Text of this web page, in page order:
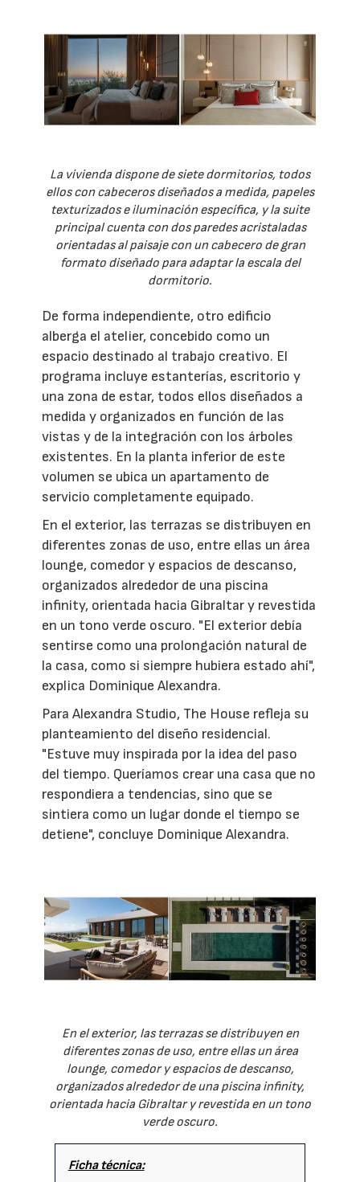
La vivienda dispone de siete dormitorios, todos
ellos con cabeceros diseñados a medida, papeles
texturizados e iluminación específica, y la suite
principal cuenta con dos paredes acristaladas
orientadas al paisaje con un cabecero de gran
formato diseñado para adaptar la escala del
dormitorio.
De forma independiente, otro edificio
alberga el atelier, concebido como un
espacio destinado al trabajo creativo. El
programa incluye estanterías, escritorio y
una zona de estar, todos ellos diseñados a
medida y organizados en función de las
vistas y de la integración con los árboles
existentes. En la planta inferior de este
volumen se ubica un apartamento de
servicio completamente equipado.
En el exterior, las terrazas se distribuyen en
diferentes zonas de uso, entre ellas un área
lounge, comedor y espacios de descanso,
organizados alrededor de una piscina
infinity, orientada hacia Gibraltar y revestida
en un tono verde oscuro. "El exterior debía
sentirse como una prolongación natural de
la casa, como si siempre hubiera estado ahí",
explica Dominique Alexandra.
Para Alexandra Studio, The House refleja su
planteamiento del diseño residencial.
"Estuve muy inspirada por la idea del paso
del tiempo. Queríamos crear una casa que no
respondiera a tendencias, sino que se
sintiera como un lugar donde el tiempo se
detiene", concluye Dominique Alexandra.
En el exterior, las terrazas se distribuyen en
diferentes zonas de uso, entre ellas un área
lounge, comedor y espacios de descanso,
organizados alrededor de una piscina infinity,
orientada hacia Gibraltar y revestida en un tono
verde oscuro.
Ficha técnica: